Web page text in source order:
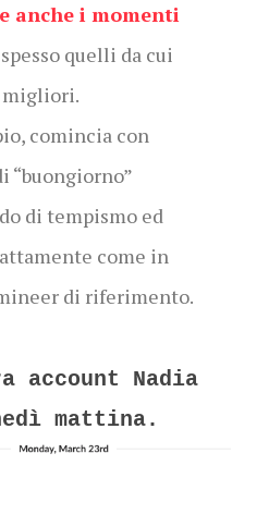
anche i momenti
quelli da cui
migliori.
comincia con
“buongiorno”
di tempismo ed
come in
di riferimento.
account Nadia
mattina.